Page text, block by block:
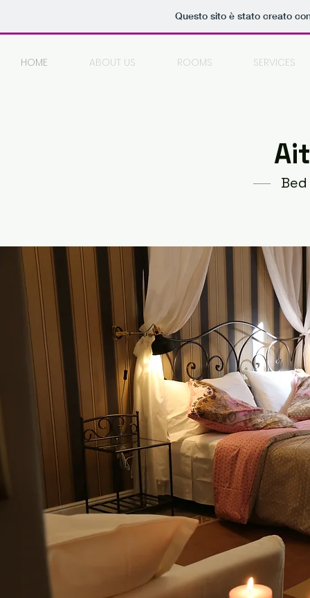
Questo sito è stato creato
HOME ABOUT US ROOMS SERVICES
Bed